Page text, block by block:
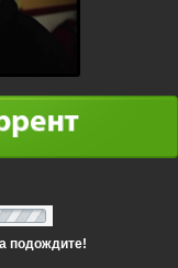
подождите!